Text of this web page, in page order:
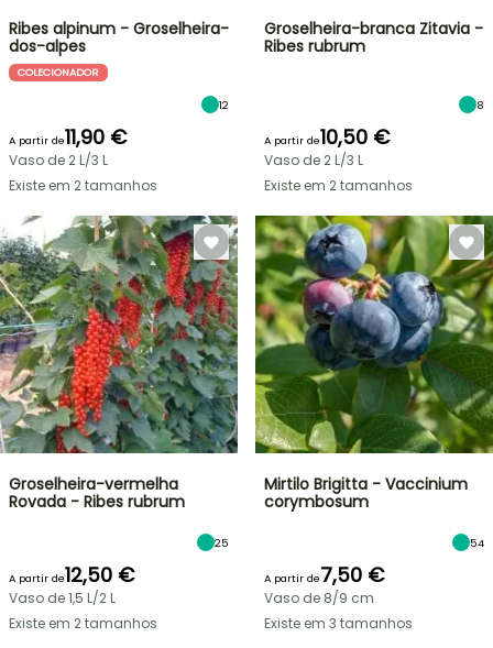
Ribes alpinum - Groselheira-
dos-alpes
COLECIONADOR
12
A partir de11,90 €
Vaso de 2 L/3 L
Existe em 2 tamanhos
Groselheira-branca Zitavia -
Ribes rubrum
8
A partir de10,50 €
Vaso de 2 L/3 L
Existe em 2 tamanhos
Groselheira-vermelha
Rovada - Ribes rubrum
25
A partir de12,50 €
Vaso de 1,5 L/2 L
Existe em 2 tamanhos
Mirtilo Brigitta - Vaccinium
corymbosum
54
A partir de7,50 €
Vaso de 8/9 cm
Existe em 3 tamanhos